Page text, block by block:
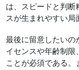
は、スピードと判断
スが生まれやすい局
最後に留意したいの
イセンスや年齢制限
ことが必須である。